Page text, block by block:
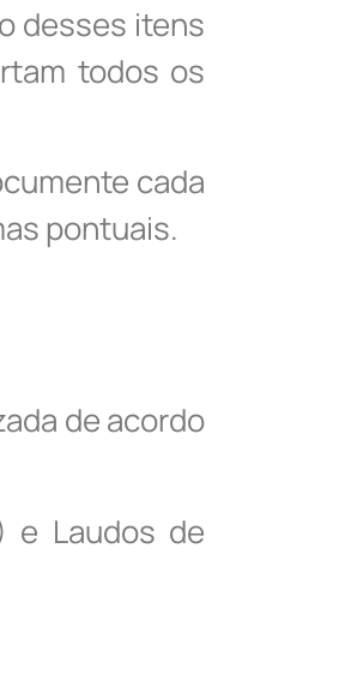
desses itens
todos os
cada
pontuais.
de acordo
e Laudos de